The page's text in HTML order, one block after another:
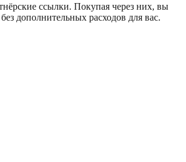
ссылки. Покупая через них, вы
дополнительных расходов для вас.